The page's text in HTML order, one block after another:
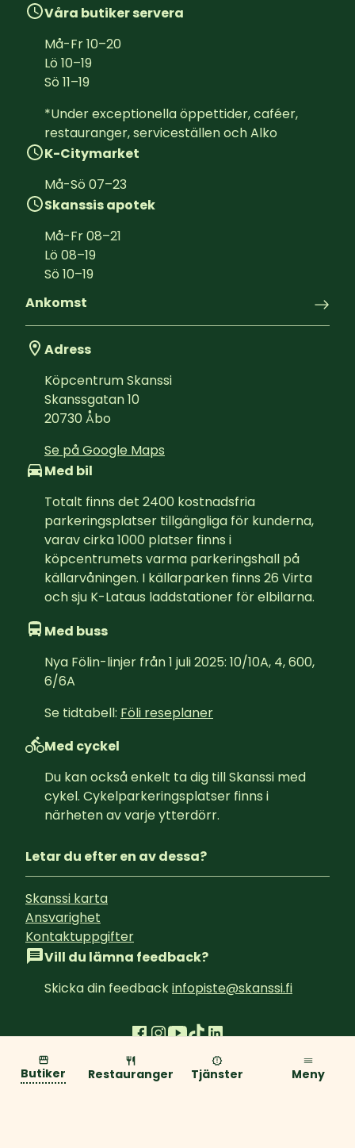
Butiker Restauranger Tjänster Meny
Våra butiker servera
Må-Fr10–20
Lö 10–19
Sö 11–19
*Under exceptionella öppettider, caféer,
restauranger, serviceställen och Alko
K-Citymarket
Må-Sö 07–23
Skanssis apotek
Må-Fr08–21
Lö 08–19
Sö 10–19
Ankomst
Adress
Köpcentrum Skanssi
Skanssgatan 10
20730 Åbo
Se på Google Maps
Med bil
Totalt finns det 2400 kostnadsfria
parkeringsplatser tillgängliga för kunderna,
varav cirka 1000 platser finns i
köpcentrumets varma parkeringshall på
källarvåningen. I källarparken finns 26 Virta
och sju K-Lataus laddstationer för elbilarna.
Med buss
Nya Fölin-linjer från 1 juli 2025: 10/10A, 4, 600,
6/6A
Se tidtabell: Föli reseplaner
Med cyckel
Du kan också enkelt ta dig till Skanssi med
cykel. Cykelparkeringsplatser finns i
närheten av varje ytterdörr.
Letar du efter en av dessa?
Skanssi karta
Ansvarighet
Kontaktuppgifter
Vill du lämna feedback?
Skicka din feedback infopiste@skanssi.fi
Integritetspolicy